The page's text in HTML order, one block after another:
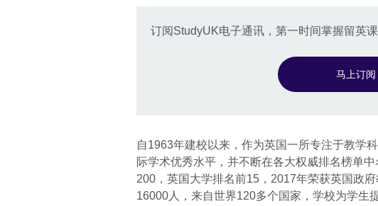
订阅StudyUK电子通讯，第一时间掌握留英
马上订阅
自1963年建校以来，作为英国一所专注于教学
际学术优秀水平，并不断在各大权威排名榜单
200，英国大学排名前15，2017年荣获英国政
16000人，来自世界120多个国家，学校为学生